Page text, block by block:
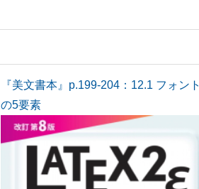
『美文書本』p.199-204：12.1 フォント
の5要素